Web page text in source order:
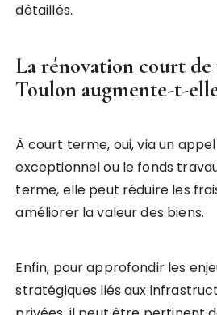
détaillés.
La rénovation court de
Toulon augmente-t-
À court terme, oui, via un
exceptionnel ou le fonds
terme, elle peut réduire les
améliorer la valeur des biens.
Enfin, pour approfondir les
stratégiques liés aux